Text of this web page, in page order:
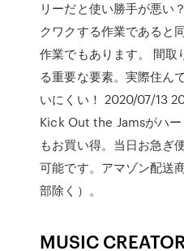
リーだと使い勝手が悪い
クワクする作業であると
作業でもあります。 間取
る重要な要素。実際住ん
いにくい！ 2020/07/13
Kick Out the Jamsがハ
もお買い得。当日お急ぎ
可能です。アマゾン配送
部除く）。
MUSIC